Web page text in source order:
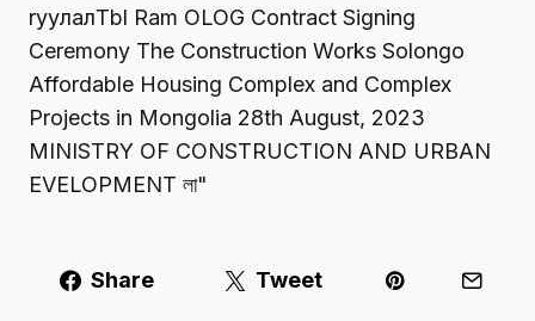
Share Tweet